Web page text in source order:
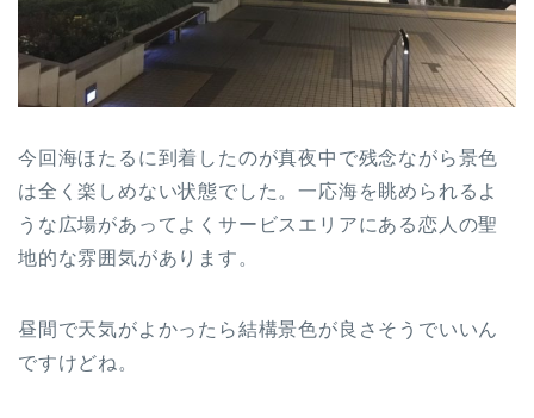
今回海ほたるに到着したのが真夜中で残念ながら景色
は全く楽しめない状態でした。一応海を眺められるよ
うな広場があってよくサービスエリアにある恋人の聖
地的な雰囲気があります。
昼間で天気がよかったら結構景色が良さそうでいいん
ですけどね。